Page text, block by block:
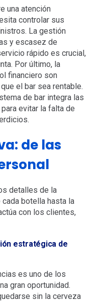
una atención
controlar sus
La gestión
y escasez de
rápido es crucial,
Por último, la
financiero son
el bar sea rentable.
de bar integra las
evitar la falta de
de las
detalles de la
botella hasta la
con los clientes,
estratégica de
es uno de los
gran oportunidad.
sin la cerveza